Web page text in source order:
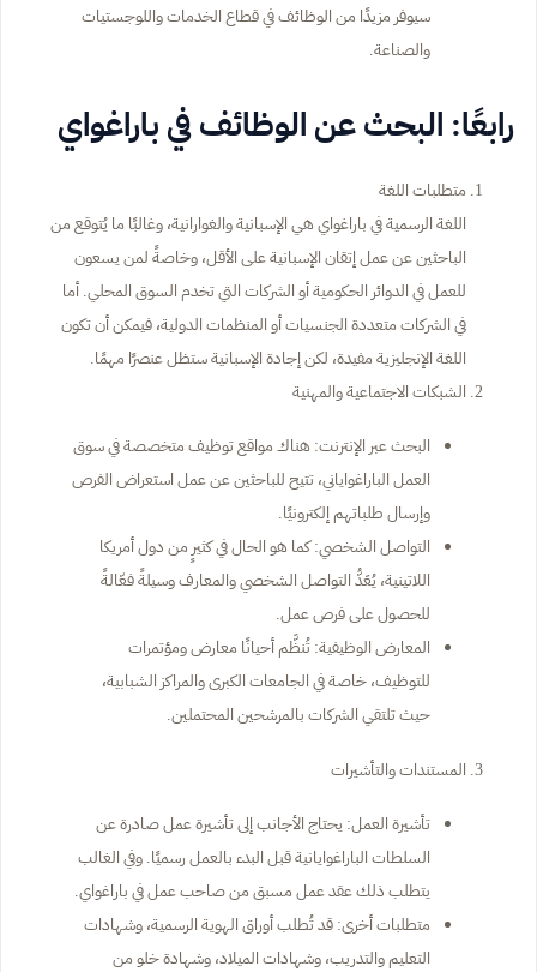
سيوفر مزيدًا من الوظائف في قطاع الخدمات واللوجستيات
والصناعة.
رابعًا: البحث عن الوظائف في باراغواي
متطلبات اللغة
اللغة الرسمية في باراغواي هي الإسبانية والغوارانية، وغالبًا ما يُتوقع من
الباحثين عن عمل إتقان الإسبانية على الأقل، وخاصةً لمن يسعون
للعمل في الدوائر الحكومية أو الشركات التي تخدم السوق المحلي. أما
في الشركات متعددة الجنسيات أو المنظمات الدولية، فيمكن أن تكون
اللغة الإنجليزية مفيدة، لكن إجادة الإسبانية ستظل عنصرًا مهمًا.
الشبكات الاجتماعية والمهنية
البحث عبر الإنترنت: هناك مواقع توظيف متخصصة في سوق
العمل الباراغواياني، تتيح للباحثين عن عمل استعراض الفرص
وإرسال طلباتهم إلكترونيًا.
التواصل الشخصي: كما هو الحال في كثيرٍ من دول أمريكا
اللاتينية، يُعَدُّ التواصل الشخصي والمعارف وسيلةً فعّالةً
للحصول على فرص عمل.
المعارض الوظيفية: تُنظَّم أحيانًا معارض ومؤتمرات
للتوظيف، خاصة في الجامعات الكبرى والمراكز الشبابية،
حيث تلتقي الشركات بالمرشحين المحتملين.
المستندات والتأشيرات
تأشيرة العمل: يحتاج الأجانب إلى تأشيرة عمل صادرة عن
السلطات الباراغوايانية قبل البدء بالعمل رسميًا. وفي الغالب
يتطلب ذلك عقد عمل مسبق من صاحب عمل في باراغواي.
متطلبات أخرى: قد تُطلب أوراق الهوية الرسمية، وشهادات
التعليم والتدريب، وشهادات الميلاد، وشهادة خلو من